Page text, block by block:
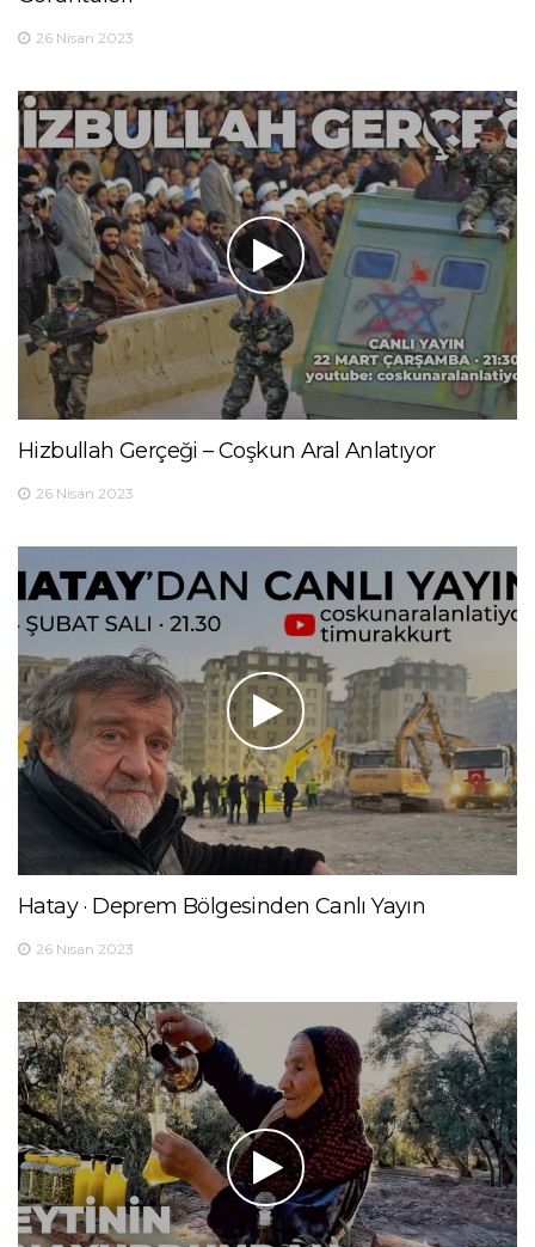
26 Nisan 2023
Hizbullah Gerçeği – Coşkun Aral Anlatıyor
26 Nisan 2023
Hatay · Deprem Bölgesinden Canlı Yayın
26 Nisan 2023